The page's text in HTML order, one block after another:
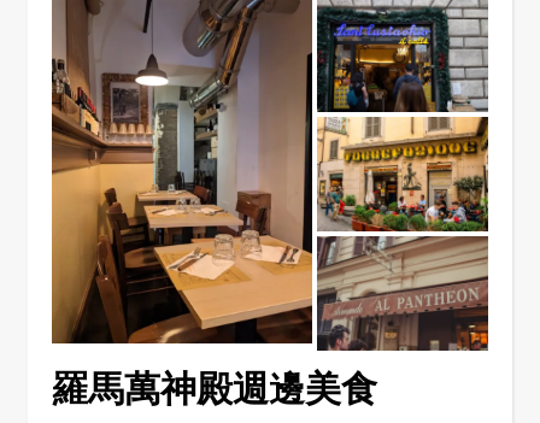
羅馬萬神殿週邊美食